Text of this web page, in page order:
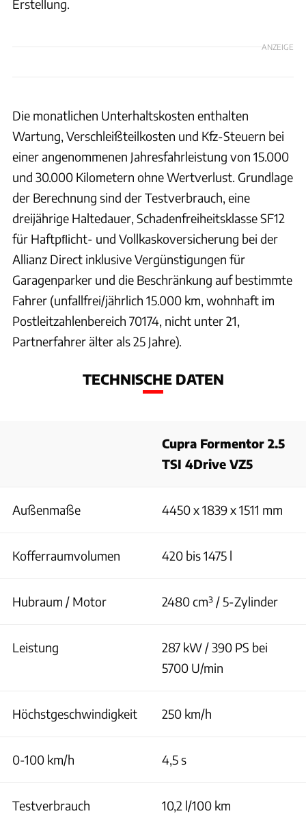
Erstellung.
ANZEIGE
Die monatlichen Unterhaltskosten enthalten
Wartung, Verschleißteilkosten und Kfz-Steuern bei
einer angenommenen Jahresfahrleistung von 15.000
und 30.000 Kilometern ohne Wertverlust. Grundlage
der Berechnung sind der Testverbrauch, eine
dreijährige Haltedauer, Schadenfreiheitsklasse SF12
für Haftpﬂicht- und Vollkaskoversicherung bei der
Allianz Direct inklusive Vergünstigungen für
Garagenparker und die Beschränkung auf bestimmte
Fahrer (unfallfrei/jährlich 15.000 km, wohnhaft im
Postleitzahlenbereich 70174, nicht unter 21,
Partnerfahrer älter als 25 Jahre).
TECHNISCHE DATEN
Cupra Formentor 2.5
TSI 4Drive VZ5
Außenmaße 4450 x 1839 x 1511 mm
Kofferraumvolumen 420 bis 1475 l
Hubraum / Motor 2480 cm³ / 5-Zylinder
Leistung
287 kW / 390 PS bei
5700 U/min
Höchstgeschwindigkeit 250 km/h
0-100 km/h 4,5 s
Testverbrauch 10,2 l/100 km